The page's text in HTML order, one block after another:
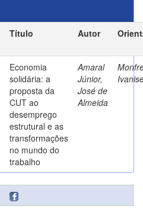
Título Autor
Economia
solidária: a
proposta da
CUT ao
desemprego
estrutural e as
transformações
no mundo do
trabalho
Amaral
Júnior,
José de
Almeida